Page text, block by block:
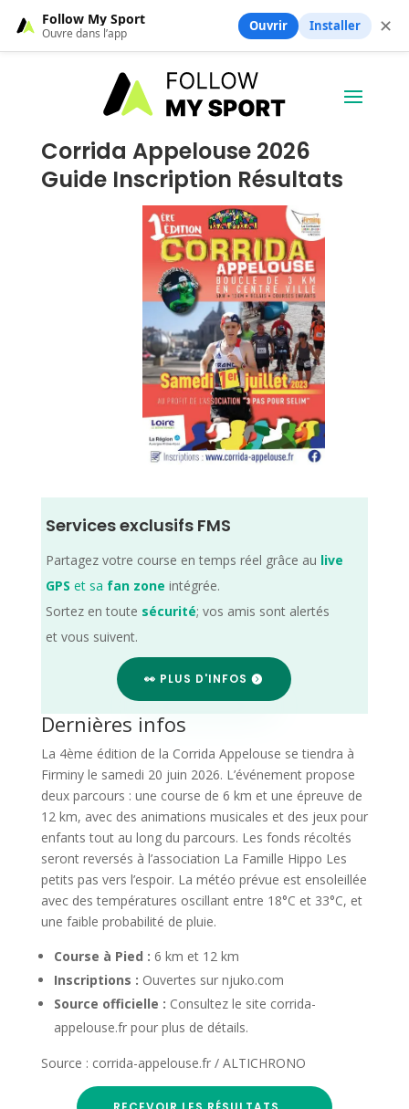
Corrida Appelouse 2026
Guide Inscription Résultats
Services exclusifs FMS
Partagez votre course en temps réel grâce au live
GPS et sa fan zone intégrée.
Sortez en toute sécurité; vos amis sont alertés
et vous suivent.
👀 PLUS D'INFOS
Dernières infos
La 4ème édition de la Corrida Appelouse se tiendra à
Firminy le samedi 20 juin 2026. L’événement propose
deux parcours : une course de 6 km et une épreuve de
12 km, avec des animations musicales et des jeux pour
enfants tout au long du parcours. Les fonds récoltés
seront reversés à l’association La Famille Hippo Les
petits pas vers l’espoir. La météo prévue est ensoleillée
avec des températures oscillant entre 18°C et 33°C, et
une faible probabilité de pluie.
Course à Pied : 6 km et 12 km
Inscriptions : Ouvertes sur njuko.com
Source officielle : Consultez le site corrida-
appelouse.fr pour plus de détails.
Source : corrida-appelouse.fr / ALTICHRONO
Follow My Sport
Ouvre dans l’app Ouvrir Installer ✕